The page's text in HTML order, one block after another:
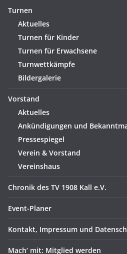
Turnen
Aktuelles
Turnen für Kinder
Turnen für Erwachsene
Turnwettkämpfe
Bildergalerie
Vorstand
Aktuelles
Ankündigungen und
Pressespiegel
Verein & Vorstand
Vereinshaus
Chronik des TV 1908 Kall e.V.
Event-Planer
Kontakt, Impressum und
Mach‘ mit: Mitglied werden